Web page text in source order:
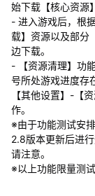
始下载【核心资源
- 进入游戏后，根
载】资源以及部分
边下载。
- 【资源清理】功
号所处游戏进度存
【其他设置】-【
作。
※由于功能测试安
2.8版本更新后进
请注意。
※以上功能限量测